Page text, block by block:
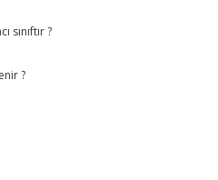
sınıftır ?
?